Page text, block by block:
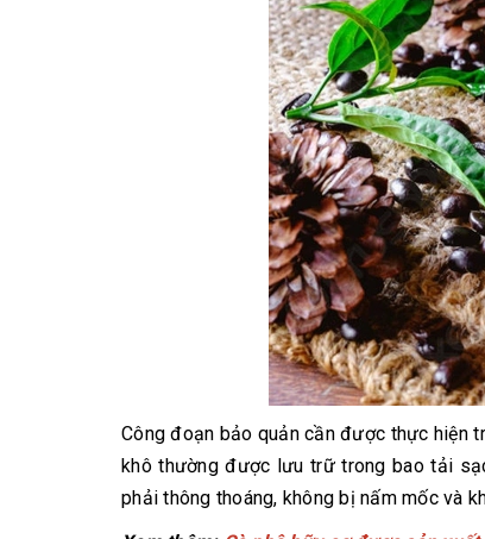
Công đoạn bảo quản cần được thực hiện
khô thường được lưu trữ trong bao tải
phải thông thoáng, không bị nấm mốc và